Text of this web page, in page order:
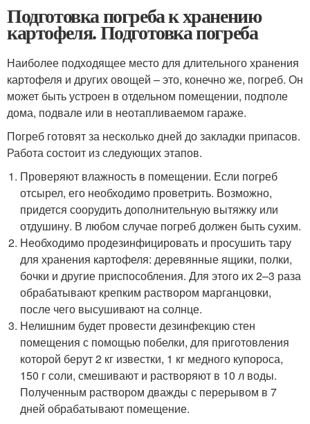
Подготовка погреба к хранению
картофеля. Подготовка погреба
Наиболее подходящее место для длительного хранения
картофеля и других овощей – это, конечно же, погреб. Он
может быть устроен в отдельном помещении, подполе
дома, подвале или в неотапливаемом гараже.
Погреб готовят за несколько дней до закладки припасов.
Работа состоит из следующих этапов.
Проверяют влажность в помещении. Если погреб
отсырел, его необходимо проветрить. Возможно,
придется соорудить дополнительную вытяжку или
отдушину. В любом случае погреб должен быть сухим.
Необходимо продезинфицировать и просушить тару
для хранения картофеля: деревянные ящики, полки,
бочки и другие приспособления. Для этого их 2–3 раза
обрабатывают крепким раствором марганцовки,
после чего высушивают на солнце.
Нелишним будет провести дезинфекцию стен
помещения с помощью побелки, для приготовления
которой берут 2 кг известки, 1 кг медного купороса,
150 г соли, смешивают и растворяют в 10 л воды.
Полученным раствором дважды с перерывом в 7
дней обрабатывают помещение.